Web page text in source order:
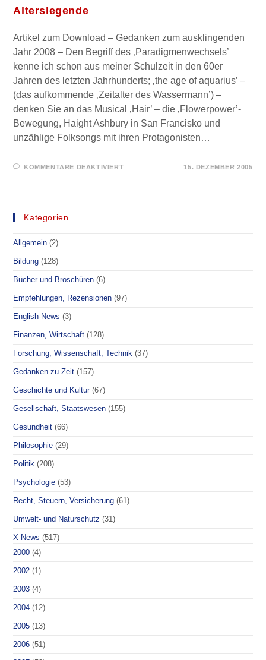
Alterslegende
Artikel zum Download – Gedanken zum ausklingenden
Jahr 2008 – Den Begriff des ‚Paradigmenwechsels’
kenne ich schon aus meiner Schulzeit in den 60er
Jahren des letzten Jahrhunderts; ‚the age of aquarius’ –
(das aufkommende ‚Zeitalter des Wassermann’) –
denken Sie an das Musical ‚Hair’ – die ‚Flowerpower’-
Bewegung, Haight Ashbury in San Francisko und
unzählige Folksongs mit ihren Protagonisten…
KOMMENTARE DEAKTIVIERTFÜR
15. DEZEMBER 2005
Kategorien
Allgemein (2)
Bildung (128)
Bücher und Broschüren (6)
Empfehlungen, Rezensionen (97)
English-News (3)
Finanzen, Wirtschaft (128)
Forschung, Wissenschaft, Technik (37)
Gedanken zu Zeit (157)
Geschichte und Kultur (67)
Gesellschaft, Staatswesen (155)
Gesundheit (66)
Philosophie (29)
Politik (208)
Psychologie (53)
Recht, Steuern, Versicherung (61)
Umwelt- und Naturschutz (31)
X-News (517)
2000 (4)
2002 (1)
2003 (4)
2004 (12)
2005 (13)
2006 (51)